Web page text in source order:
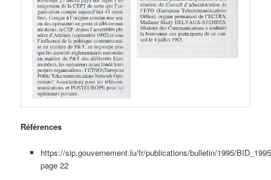
Références
https://sip.gouvernement.lu/fr/publications/bulletin/1995/
page 22